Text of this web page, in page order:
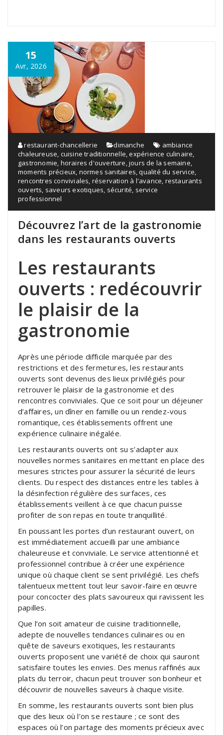
15
Avr, 2026
restaurant-chancellerie dimanche
ambiance
chaleureuse, cuisine traditionnelle,expérience culinaire,
gastronomie, horaires d'ouverture,jours de la semaine,
moments précieux, normes sanitaires,qualité du service,
rencontres conviviales, réservation à l'avance, restaurants
ouverts, saveurs exotiques, sécurité, service
professionnel
Découvrez l’art de la gastronomie
dans les restaurants ouverts
Les restaurants
ouverts : redécouvrir
le plaisir de la
gastronomie
Après une période difficile marquée par des
restrictions et des fermetures, les restaurants
ouverts sont devenus des lieux privilégiés pour
retrouver le plaisir de la gastronomie et des
rencontres conviviales. Que ce soit pour un déjeuner
d’affaires, un dîner en famille ou un rendez-vous
romantique, ces établissements offrent une
expérience culinaire inégalée.
Les restaurants ouverts ont su s’adapter aux
nouvelles normes sanitaires en mettant en place des
mesures strictes pour assurer la sécurité de leurs
clients. Du respect des distances entre les tables à
la désinfection régulière des surfaces, ces
établissements veillent à ce que chacun puisse
profiter de son repas en toute tranquillité.
En poussant les portes d’un restaurant ouvert, on
est immédiatement accueilli par une ambiance
chaleureuse et conviviale. Le service attentionné et
professionnel contribue à créer une expérience
unique où chaque client se sent privilégié. Les chefs
talentueux mettent tout leur savoir-faire en œuvre
pour concocter des plats savoureux qui ravissent les
papilles.
Que l’on soit amateur de cuisine traditionnelle,
adepte de nouvelles tendances culinaires ou en
quête de saveurs exotiques, les restaurants
ouverts proposent une variété de choix qui sauront
satisfaire toutes les envies. Des menus raffinés aux
plats du terroir, chacun peut trouver son bonheur et
découvrir de nouvelles saveurs à chaque visite.
En somme, les restaurants ouverts sont bien plus
que des lieux où l’on se restaure ; ce sont des
espaces où l’on partage des moments précieux avec